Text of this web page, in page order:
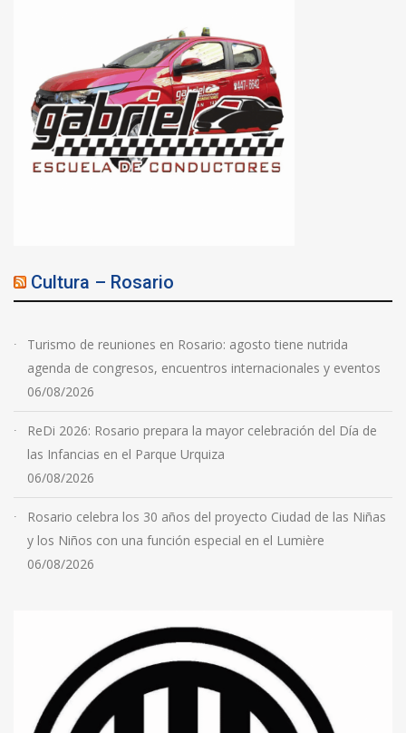
Cultura – Rosario
Turismo de reuniones en Rosario: agosto tiene nutrida
agenda de congresos, encuentros internacionales y eventos
06/08/2026
ReDi 2026: Rosario prepara la mayor celebración del Día de
las Infancias en el Parque Urquiza
06/08/2026
Rosario celebra los 30 años del proyecto Ciudad de las Niñas
y los Niños con una función especial en el Lumière
06/08/2026